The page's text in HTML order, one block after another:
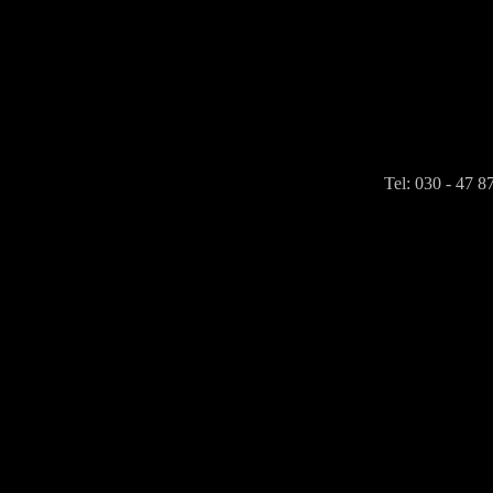
Tel: 030 - 47